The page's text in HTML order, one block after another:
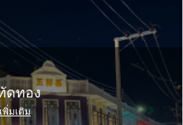
ดทอง
พิ่มเติม